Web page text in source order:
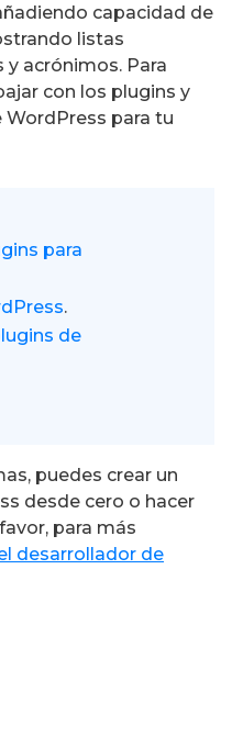
capacidad de
listas
acrónimos. Para
con los plugins y
para tu
para
.
de
puedes crear un
desde cero o hacer
para más
desarrollador de